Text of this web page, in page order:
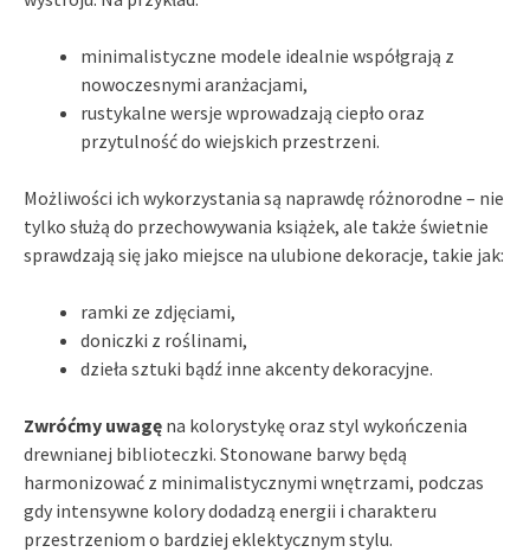
minimalistyczne modele idealnie współgrają z
nowoczesnymi aranżacjami,
rustykalne wersje wprowadzają ciepło oraz
przytulność do wiejskich przestrzeni.
Możliwości ich wykorzystania są naprawdę różnorodne – nie
tylko służą do przechowywania książek, ale także świetnie
sprawdzają się jako miejsce na ulubione dekoracje, takie jak:
ramki ze zdjęciami,
doniczki z roślinami,
dzieła sztuki bądź inne akcenty dekoracyjne.
Zwróćmy uwagę na kolorystykę oraz styl wykończenia
drewnianej biblioteczki. Stonowane barwy będą
harmonizować z minimalistycznymi wnętrzami, podczas
gdy intensywne kolory dodadzą energii i charakteru
przestrzeniom o bardziej eklektycznym stylu.